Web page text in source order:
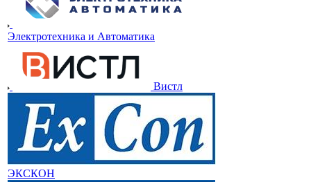
Электротехника и Автоматика
Вистл
ЭКСКОН